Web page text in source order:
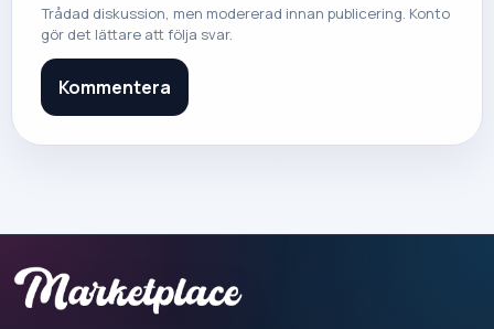
Trådad diskussion, men modererad innan publicering. Konto
gör det lättare att följa svar.
Kommentera